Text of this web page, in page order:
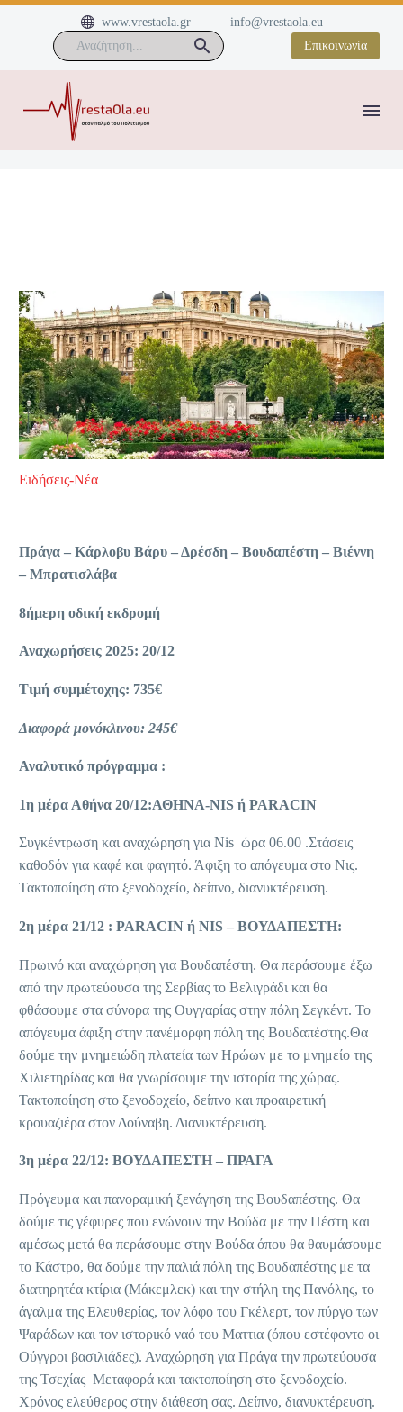

 www.vrestaola.gr
info@vrestaola.eu
Επικοινωνία
Ειδήσεις-Νέα
Πράγα – Κάρλοβυ Βάρυ – Δρέσδη – Βουδαπέστη – Βιέννη
– Μπρατισλάβα
8ήμερη οδική εκδρομή
Αναχωρήσεις 2025: 20/12
Τιμή συμμέτοχης: 735€
Διαφορά μονόκλινου: 245€
Αναλυτικό πρόγραμμα :
1η μέρα Αθήνα 20/12:ΑΘΗΝΑ-NIS ή PARACIN
Συγκέντρωση και αναχώρηση για Nis ώρα 06.00 .Στάσεις
καθοδόν για καφέ και φαγητό. Άφιξη το απόγευμα στο Νις.
Τακτοποίηση στο ξενοδοχείο, δείπνο, διανυκτέρευση.
2η μέρα 21/12 : PARACIN ή NIS – ΒΟΥΔΑΠΕΣΤΗ:
Πρωινό και αναχώρηση για Βουδαπέστη. Θα περάσουμε έξω
από την πρωτεύουσα της Σερβίας το Βελιγράδι και θα
φθάσουμε στα σύνορα της Ουγγαρίας στην πόλη Σεγκέντ. Το
απόγευμα άφιξη στην πανέμορφη πόλη της Βουδαπέστης.Θα
δούμε την μνημειώδη πλατεία των Ηρώων με το μνημείο της
Χιλιετηρίδας και θα γνωρίσουμε την ιστορία της χώρας.
Τακτοποίηση στο ξενοδοχείο, δείπνο και προαιρετική
κρουαζιέρα στον Δούναβη. Διανυκτέρευση.
3η μέρα 22/12: ΒΟΥΔΑΠΕΣΤΗ – ΠΡΑΓΑ
Πρόγευμα και πανοραμική ξενάγηση της Βουδαπέστης. Θα
δούμε τις γέφυρες που ενώνουν την Βούδα με την Πέστη και
αμέσως μετά θα περάσουμε στην Βούδα όπου θα θαυμάσουμε
το Κάστρο, θα δούμε την παλιά πόλη της Βουδαπέστης με τα
διατηρητέα κτίρια (Μάκεμλεκ) και την στήλη της Πανόλης, το
άγαλμα της Ελευθερίας, τον λόφο του Γκέλερτ, τον πύργο των
Ψαράδων και τον ιστορικό ναό του Ματτια (όπου εστέφοντο οι
Ούγγροι βασιλιάδες). Αναχώρηση για Πράγα την πρωτεύουσα
της Τσεχίας Μεταφορά και τακτοποίηση στο ξενοδοχείο.
Χρόνος ελεύθερος στην διάθεση σας. Δείπνο, διανυκτέρευση.